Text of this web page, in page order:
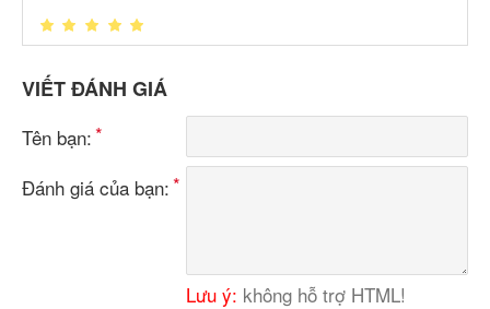
VIẾT ĐÁNH GIÁ
Tên bạn:
Đánh giá của bạn:
Lưu ý: không hỗ trợ HTML!